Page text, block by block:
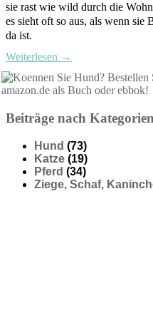
sie rast wie wild durch die
es sieht oft so aus, als wenn sie
da ist.
Weiterlesen →
Beiträge nach Kategorien
Hund (73)
Katze (19)
Pferd (34)
Ziege, Schaf,